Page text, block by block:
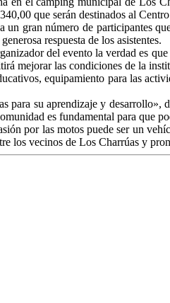
que serán destinados al
gran número de participantes
respuesta de los asistentes.
del evento la verdad es
mejorar las condiciones de la
equipamiento para las
para su aprendizaje y
es fundamental para que
por las motos puede ser un
los vecinos de Los Charrúas y